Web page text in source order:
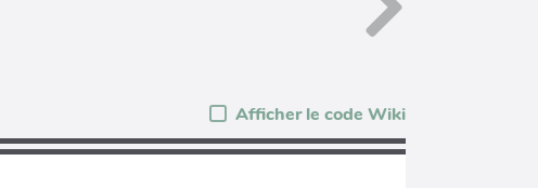
Afficher le code Wiki